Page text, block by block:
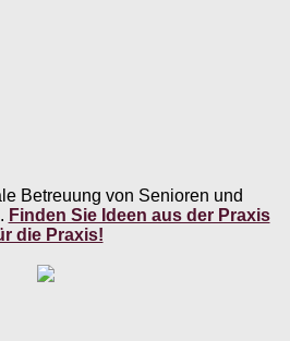
Betreuung von Senioren und
Finden Sie Ideen aus der Praxis
die Praxis!